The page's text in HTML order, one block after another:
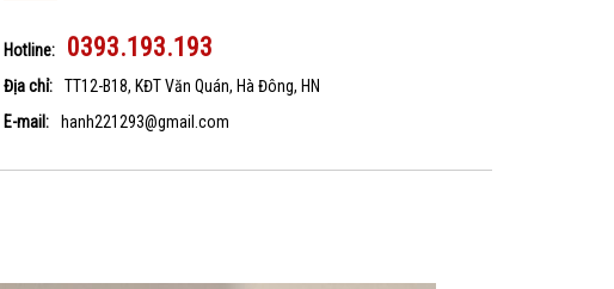
Hotline: 0393.193.193
Địa chỉ:
TT12-B18, KĐT Văn Quán, Hà Đông, HN
E-mail:
hanh221293@gmail.com